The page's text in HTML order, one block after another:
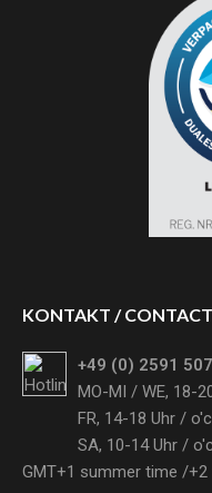
KONTAKT / CONTACT
+49 (0) 2591
MO-MI / WE, 18-
FR, 14-18 Uhr /
SA, 10-14 Uhr /
GMT+1 summer time /+2